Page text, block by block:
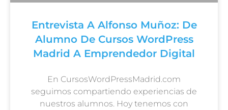
Entrevista A Alfonso Muñoz: De
Alumno De Cursos WordPress
Madrid A Emprendedor Digital
En CursosWordPressMadrid.com
seguimos compartiendo experiencias de
nuestros alumnos. Hoy tenemos con